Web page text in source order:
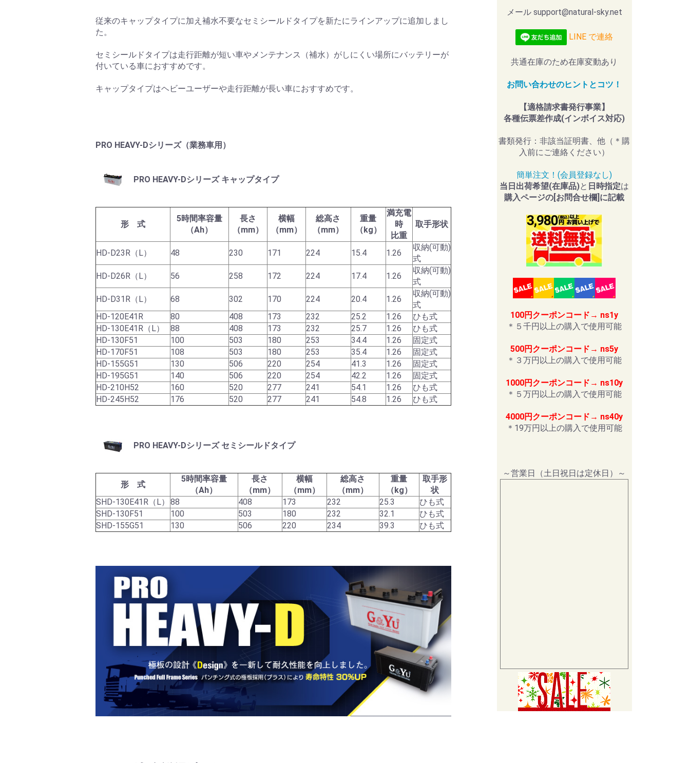
従来のキャップタイプに加え補水不要なセミシールドタイプを新たにラインアップに追加しまし
た。
セミシールドタイプは走行距離が短い車やメンテナンス（補水）がしにくい場所にバッテリーが
付いている車におすすめです。
キャップタイプはヘビーユーザーや走行距離が長い車におすすめです。
PRO HEAVY-Dシリーズ（業務車用）
PRO HEAVY-Dシリーズ キャップタイプ
形 式
5時間率容量
（Ah）
長さ
（mm）
横幅
（mm）
総高さ
（mm）
重量
（kg）
満充電
時
比重
取手形状
HD-D23R（L） 48 230 171 224 15.4 1.26
収納(可動)
式
HD-D26R（L）
56 258 172 224 17.4 1.26
収納(可動)
式
HD-D31R（L）
68 302 170 224 20.4 1.26
収納(可動)
式
HD-120E41R
80 408 173 232 25.2 1.26
ひも式
HD-130E41R（L）
88 408 173 232 25.7 1.26
ひも式
HD-130F51
100 503 180 253 34.4 1.26
固定式
HD-170F51
108 503 180 253 35.4 1.26
固定式
HD-155G51
130 506 220 254 41.3 1.26
固定式
HD-195G51
140 506 220 254 42.2 1.26
固定式
HD-210H52
160 520 277 241 54.1 1.26
ひも式
HD-245H52
176 520 277 241 54.8 1.26 ひも式
PRO HEAVY-Dシリーズ セミシールドタイプ
形 式
5時間率容量
（Ah）
長さ
（mm）
横幅
（mm）
総高さ
（mm）
重量
（kg）
取手形
状
SHD-130E41R（L）
88 408 173 232 25.3
ひも式
SHD-130F51
100 503 180 232 32.1
ひも式
SHD-155G51
130 506 220 234 39.3 ひも式
メール support@natural-sky.net
LINE で連絡
共通在庫のため在庫変動あり
お問い合わせのヒントとコツ！
【適格請求書発行事業】
各種伝票差作成(インボイス対応)
書類発行：非該当証明書、他（＊購
入前にご連絡ください）
簡単注文！(会員登録なし)
当日出荷希望(在庫品)と 日時指定は
購入ページの[お問合せ欄]に記載
100円クーポンコード→ ns1y
＊５千円以上の購入で使用可能
500円クーポンコード→ ns5y
＊３万円以上の購入で使用可能
1000円クーポンコード→ ns10y
＊５万円以上の購入で使用可能
4000円クーポンコード→ ns40y
＊19万円以上の購入で使用可能
～営業日（土日祝日は定休日）～